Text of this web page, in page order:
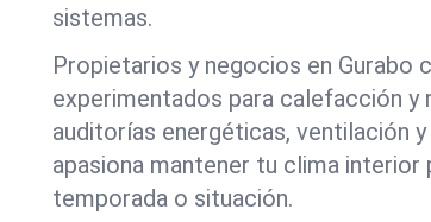
sistemas.
Propietarios y negocios en Gurabo
experimentados para calefacción
auditorías energéticas, ventilación
apasiona mantener tu clima
temporada o situación.